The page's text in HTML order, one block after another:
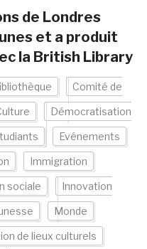
de Londres
et a produit
la British Library
Comité de
Démocratisation
Evénements
Immigration
sociale Innovation
Monde
de lieux culturels